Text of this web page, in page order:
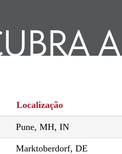
Localização
Pune, MH, IN
Marktoberdorf, DE